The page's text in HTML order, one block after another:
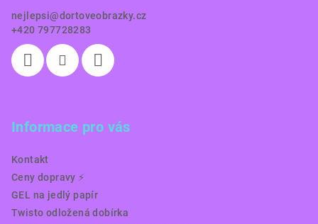
nejlepsi@dortoveobrazky.cz
+420 797728283
Informace pro vás
Kontakt
Ceny dopravy ⚡️
GEL na jedlý papír
Twisto odložená dobírka